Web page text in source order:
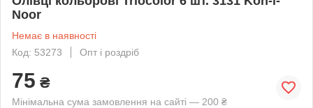
Noor
Немає в наявності
Код: 53273
Опт і роздріб
75 ₴
Мінімальна сума замовлення на сайті — 200 ₴